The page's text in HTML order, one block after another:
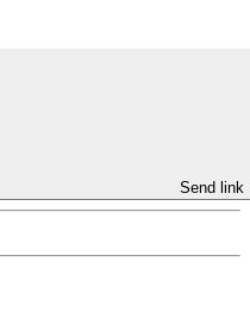
Send link